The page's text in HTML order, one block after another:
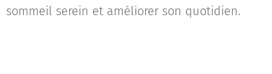
sommeil serein et améliorer son quotidien.